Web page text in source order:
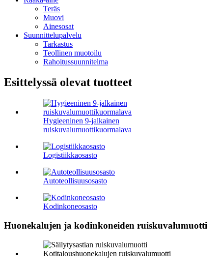
Teräs
Muovi
Ainesosat
Suunnittelupalvelu
Tarkastus
Teollinen muotoilu
Rahoitussuunnitelma
Esittelyssä olevat tuotteet
Hygieeninen 9-jalkainen
ruiskuvalumuottikuormalava
Logistiikkaosasto
Autoteollisuusosasto
Kodinkoneosasto
Huonekalujen ja kodinkoneiden ruiskuvalumuotti